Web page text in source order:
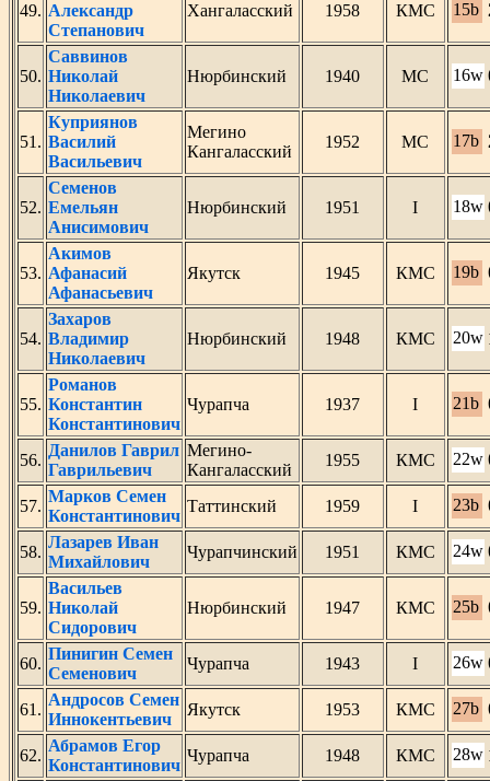
49. Александр
Степанович
Хангаласский 1958 КМС 15b
50.
Саввинов
Николай
Николаевич
Нюрбинский 1940 МС 16w
51.
Куприянов
Василий
Васильевич
Мегино
Кангаласский
1952 МС 17b
52.
Семенов
Емельян
Анисимович
Нюрбинский 1951 I 18w
53.
Акимов
Афанасий
Афанасьевич
Якутск 1945 КМС 19b
54.
Захаров
Владимир
Николаевич
Нюрбинский 1948 КМС 20w
55.
Романов
Константин
Константинович
Чурапча 1937 I 21b
56.
Данилов Гаврил
Гаврильевич
Мегино-
Кангаласский
1955 КМС 22w
57.
Марков Семен
Константинович
Таттинский 1959 I 23b
58.
Лазарев Иван
Михайлович
Чурапчинский 1951 КМС 24w
59.
Васильев
Николай
Сидорович
Нюрбинский 1947 КМС 25b
60.
Пинигин Семен
Семенович
Чурапча 1943 I 26w
61.
Андросов Семен
Иннокентьевич
Якутск 1953 КМС 27b
62.
Абрамов Егор
Константинович
Чурапча 1948 КМС 28w